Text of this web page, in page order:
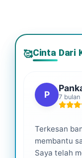
🥰Cinta Dari
P 7 bulan
Terkesan
membantu
Saya telah